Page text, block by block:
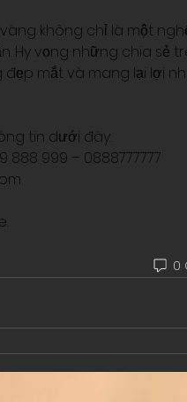
không chỉ là một
Hy vọng những chia sẻ
mắt và mang lại lợi
tin dưới đây:
888 999 – 0888777777
0